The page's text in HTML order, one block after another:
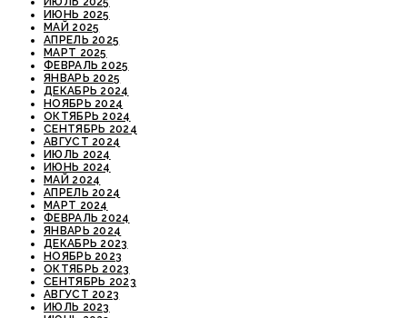
ИЮНЬ 2025
МАЙ 2025
АПРЕЛЬ 2025
МАРТ 2025
ФЕВРАЛЬ 2025
ЯНВАРЬ 2025
ДЕКАБРЬ 2024
НОЯБРЬ 2024
ОКТЯБРЬ 2024
СЕНТЯБРЬ 2024
АВГУСТ 2024
ИЮЛЬ 2024
ИЮНЬ 2024
МАЙ 2024
АПРЕЛЬ 2024
МАРТ 2024
ФЕВРАЛЬ 2024
ЯНВАРЬ 2024
ДЕКАБРЬ 2023
НОЯБРЬ 2023
ОКТЯБРЬ 2023
СЕНТЯБРЬ 2023
АВГУСТ 2023
ИЮЛЬ 2023